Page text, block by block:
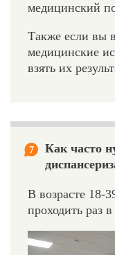
медицинский
Также если вы
медицинские
взять их
7
Как часто
В возрасте 18-
проходить раз